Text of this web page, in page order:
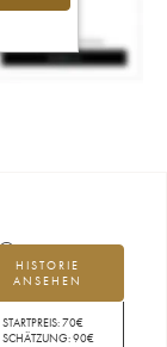
HISTORIE
ANSEHEN
STARTPREIS:70€
SCHÄTZUNG:90€